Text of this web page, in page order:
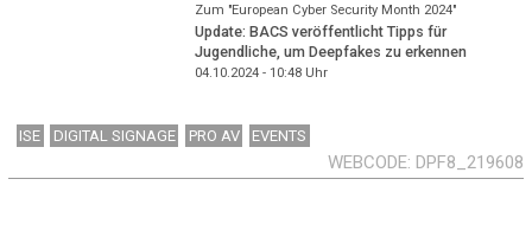
Zum "European Cyber Security Month 2024"
Update: BACS veröffentlicht Tipps für
Jugendliche, um Deepfakes zu erkennen
04.10.2024 - 10:48Uhr
ISE DIGITAL SIGNAGE PRO AV EVENTS
WEBCODE DPF8_219608